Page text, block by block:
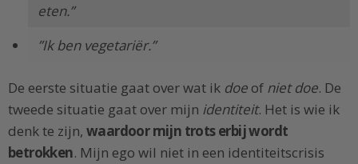
eten.”
”Ik ben vegetariër.”
De eerste situatie gaat over wat ik doe of niet doe. De
tweede situatie gaat over mijn identiteit. Het is wie ik
denk te zijn, waardoor mijn trots erbij wordt
betrokken. Mijn ego wil niet in een identiteitscrisis